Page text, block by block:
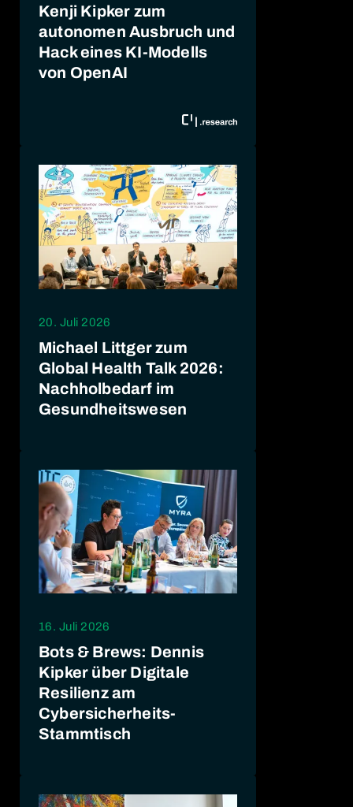
Kenji Kipker zum
autonomen Ausbruch und
Hack eines KI-Modells
von OpenAI
20. Juli 2026
Michael Littger zum
Global Health Talk 2026:
Nachholbedarf im
Gesundheitswesen
16. Juli 2026
Bots & Brews: Dennis
Kipker über Digitale
Resilienz am
Cybersicherheits-
Stammtisch